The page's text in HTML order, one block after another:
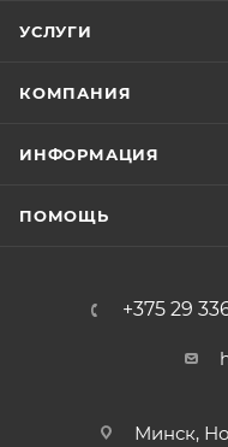
УСЛУГИ
КОМПАНИЯ
ИНФОРМАЦИЯ
ПОМОЩЬ
+375 29
Минск,